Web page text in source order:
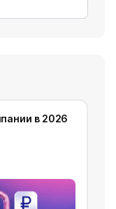
в 2026